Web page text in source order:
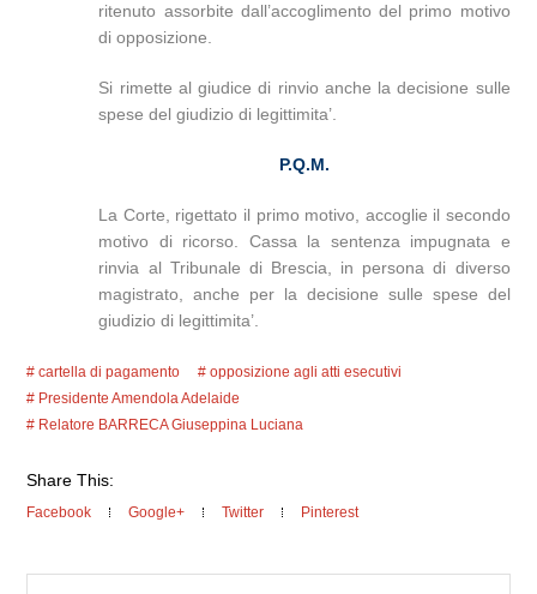
ritenuto assorbite dall’accoglimento del primo motivo
di opposizione.
Si rimette al giudice di rinvio anche la decisione sulle
spese del giudizio di legittimita’.
P.Q.M.
La Corte, rigettato il primo motivo, accoglie il secondo
motivo di ricorso. Cassa la sentenza impugnata e
rinvia al Tribunale di Brescia, in persona di diverso
magistrato, anche per la decisione sulle spese del
giudizio di legittimita’.
cartella di pagamento
opposizione agli atti esecutivi
Presidente Amendola Adelaide
Relatore BARRECA Giuseppina Luciana
Share This:
Facebook Google+ Twitter Pinterest